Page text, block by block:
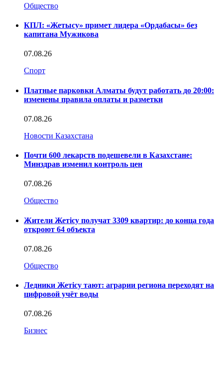
Общество
КПЛ: «Жетысу» примет лидера «Ордабасы» без
капитана Мужикова
07.08.26
Спорт
Платные парковки Алматы будут работать до 20:00:
изменены правила оплаты и разметки
07.08.26
Новости Казахстана
Почти 600 лекарств подешевели в Казахстане:
Минздрав изменил контроль цен
07.08.26
Общество
Жители Жетісу получат 3309 квартир: до конца года
откроют 64 объекта
07.08.26
Общество
Ледники Жетісу тают: аграрии региона переходят на
цифровой учёт воды
07.08.26
Бизнес